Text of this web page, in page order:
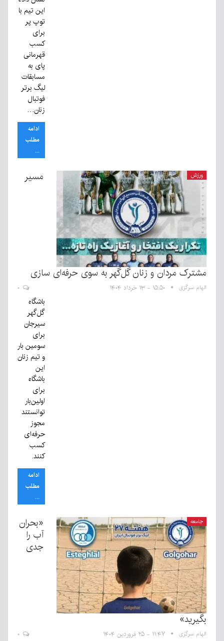
این تیم با
توپ پر
برای
کسب
قهرمانی
پای به
مسابقات
لیگ برتر
فوتبال
زنان…
ادامه
مطلب
...
ورزش مسیر
مشترک مردان و زنان گل‌گهر به سوی حرفه‌ای سازی
الهام سرگزی ۱۵:۵۰ - ۱۳ خرداد ۱۴۰۴
باشگاه
گل‌گهر
سیرجان
برای
سومین بار
و تیم زنان
این
باشگاه
برای
اولین‌بار
توانستند
مجوز
حرفه‌ای
کسب
کنند.
ادامه
مطلب
...
جامعه
«بحران
آب را
جدی
بگیرید»
الهام سرگزی ۱۱:۴۷ - ۲۵ فروردین ۱۴۰۴